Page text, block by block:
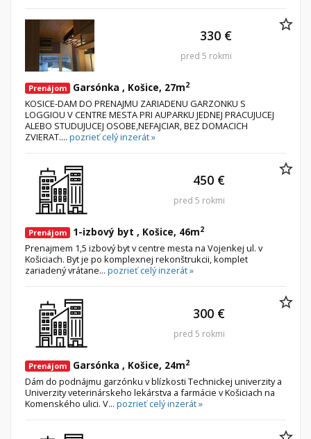
Prenájom Garsónka , Košice, 27m2
KOSICE-DAM DO PRENAJMU ZARIADENU GARZONKU S
LOGGIOU V CENTRE MESTA PRI AUPARKU JEDNEJ PRACUJUCEJ
ALEBO STUDUJUCEJ OSOBE,NEFAJCIAR, BEZ DOMACICH
ZVIERAT.... pozrieť celý inzerát »
330 €
pred 5 rokmi
Prenájom 1-izbový byt , Košice, 46m2
Prenajmem 1,5 izbový byt v centre mesta na Vojenkej ul. v
Košiciach. Byt je po komplexnej rekonštrukcii, komplet
zariadený vrátane... pozrieť celý inzerát »
450 €
pred 5 rokmi
Prenájom Garsónka , Košice, 24m2
Dám do podnájmu garzónku v blízkosti Technickej univerzity a
Univerzity veterinárskeho lekárstva a farmácie v Košiciach na
Komenského ulici. V... pozrieť celý inzerát »
300 €
pred 5 rokmi